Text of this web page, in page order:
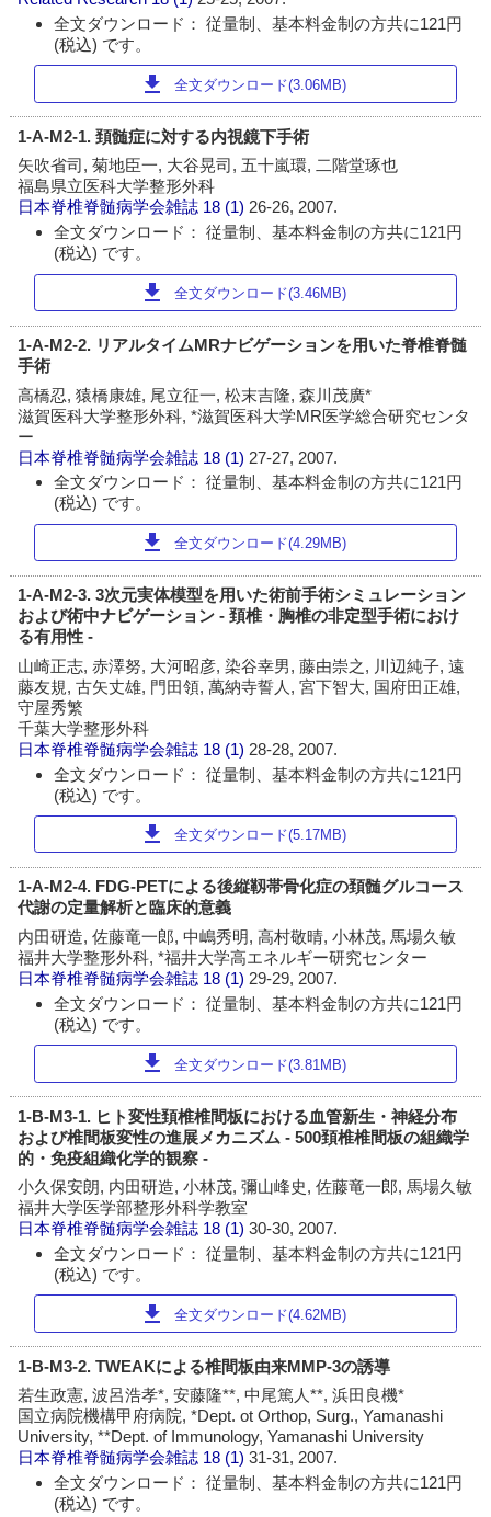
全文ダウンロード： 従量制、基本料金制の方共に121円
(税込) です。
download 全文ダウンロード(3.06MB)
1-A-M2-1. 頚髄症に対する内視鏡下手術
矢吹省司, 菊地臣一, 大谷晃司, 五十嵐環, 二階堂琢也
福島県立医科大学整形外科
日本脊椎脊髄病学会雑誌 18 (1)26-26, 2007.
全文ダウンロード： 従量制、基本料金制の方共に121円
(税込) です。
download 全文ダウンロード(3.46MB)
1-A-M2-2. リアルタイムMRナビゲーションを用いた脊椎脊髄
手術
高橋忍, 猿橋康雄, 尾立征一, 松末吉隆, 森川茂廣*
滋賀医科大学整形外科, *滋賀医科大学MR医学総合研究センタ
ー
日本脊椎脊髄病学会雑誌 18 (1) 27-27, 2007.
全文ダウンロード： 従量制、基本料金制の方共に121円
(税込) です。
download 全文ダウンロード(4.29MB)
1-A-M2-3. 3次元実体模型を用いた術前手術シミュレーション
および術中ナビゲーション - 頚椎・胸椎の非定型手術におけ
る有用性 -
山崎正志, 赤澤努, 大河昭彦, 染谷幸男, 藤由崇之, 川辺純子, 遠
藤友規, 古矢丈雄, 門田領, 萬納寺誓人, 宮下智大, 国府田正雄,
守屋秀繁
千葉大学整形外科
日本脊椎脊髄病学会雑誌 18 (1) 28-28, 2007.
全文ダウンロード： 従量制、基本料金制の方共に121円
(税込) です。
download 全文ダウンロード(5.17MB)
1-A-M2-4. FDG-PETによる後縦靱帯骨化症の頚髄グルコース
代謝の定量解析と臨床的意義
内田研造, 佐藤竜一郎, 中嶋秀明, 高村敬晴, 小林茂, 馬場久敏
福井大学整形外科, *福井大学高エネルギー研究センター
日本脊椎脊髄病学会雑誌 18 (1) 29-29, 2007.
全文ダウンロード： 従量制、基本料金制の方共に121円
(税込) です。
download 全文ダウンロード(3.81MB)
1-B-M3-1. ヒト変性頚椎椎間板における血管新生・神経分布
および椎間板変性の進展メカニズム - 500頚椎椎間板の組織学
的・免疫組織化学的観察 -
小久保安朗, 内田研造, 小林茂, 彌山峰史, 佐藤竜一郎, 馬場久敏
福井大学医学部整形外科学教室
日本脊椎脊髄病学会雑誌 18 (1)30-30, 2007.
全文ダウンロード： 従量制、基本料金制の方共に121円
(税込) です。
download 全文ダウンロード(4.62MB)
1-B-M3-2. TWEAKによる椎間板由来MMP-3の誘導
若生政憲, 波呂浩孝*, 安藤隆**, 中尾篤人**, 浜田良機*
国立病院機構甲府病院, *Dept. ot Orthop, Surg., Yamanashi
University, **Dept. of Immunology, Yamanashi University
日本脊椎脊髄病学会雑誌 18 (1)31-31, 2007.
全文ダウンロード： 従量制、基本料金制の方共に121円
(税込) です。